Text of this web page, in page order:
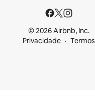
© 2026 Airbnb, Inc.
Privacidade
Termos